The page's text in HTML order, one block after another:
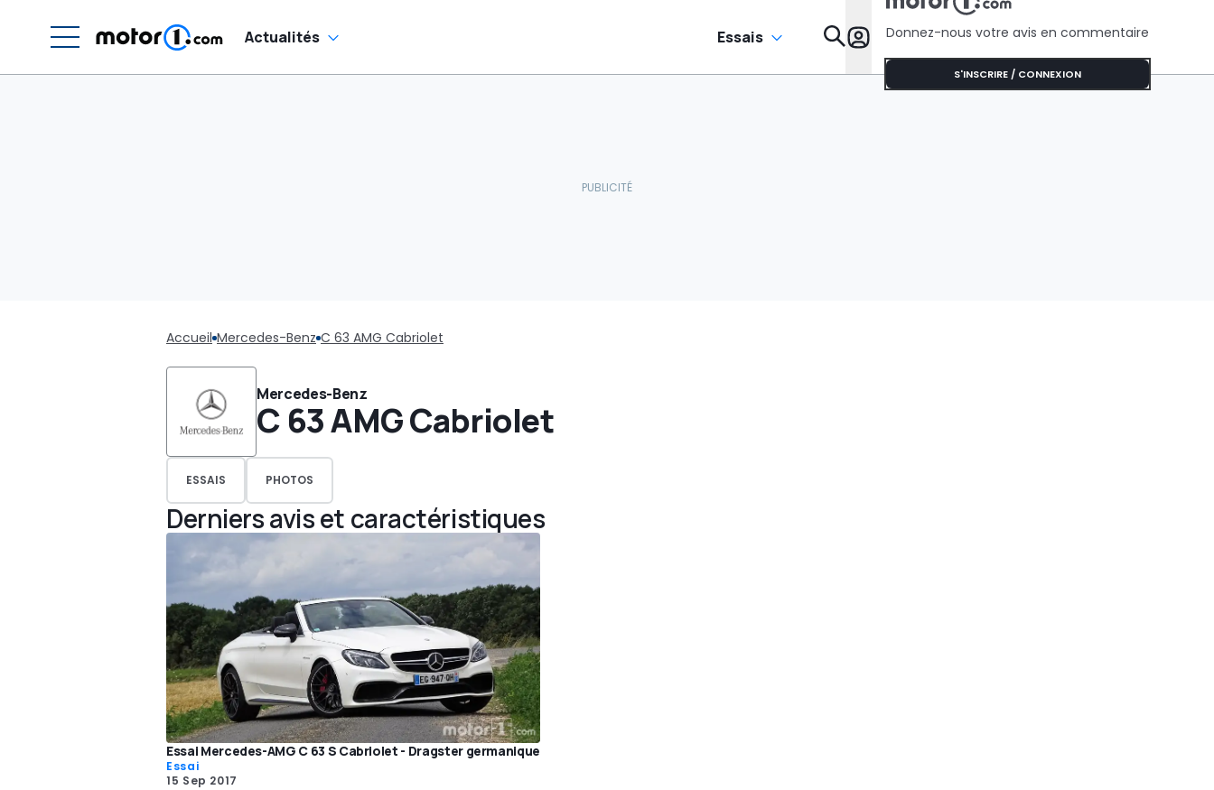
Actualités Essais Donnez-nous votre avis en commentaire
S'INSCRIRE / CONNEXION
Accueil Mercedes-Benz C 63 AMG Cabriolet
Mercedes-Benz
C 63 AMG Cabriolet
ESSAIS PHOTOS
Derniers avis et caractéristiques
Essai Mercedes-AMG C 63 S Cabriolet - Dragster germanique
Essai
15 Sep 2017